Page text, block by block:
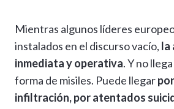
Mientras algunos líderes
instalados en el discurso vacío, la
inmediata y operativa. Y no
forma de misiles. Puede llegar
infiltración, por atentados